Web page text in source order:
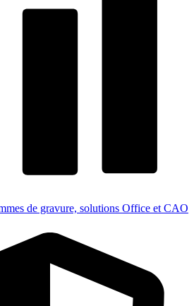
de gravure, solutions Office et CAO